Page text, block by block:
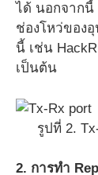
ได้ นอกจากนี้
ช่องโหว่ของ
นี้ เช่น
เป็นต้น
รูปที่ 2.
2. การทำ